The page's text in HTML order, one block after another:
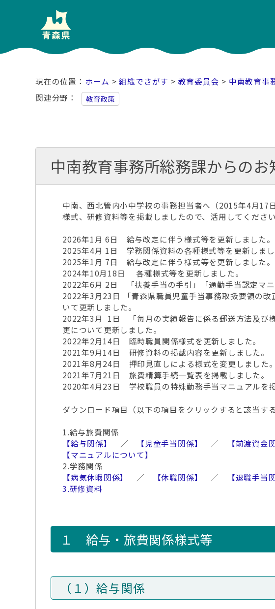
ホーム >組織でさがす > 教育委員会 > 中南教育事
関連分野
教育政策
中南教育事務所総務課からのお
中南、西北管内小中学校の事務担当者へ（2015年4月17
様式、研修資料等を掲載しましたので、活用してください
2026年1月 6日 給与改定に伴う様式等を更新しました
2025年4月 1日 学務関係資料の各種様式等を更新しまし
2025年1月 7日 給与改定に伴う様式等を更新しました。
2024年10月18日 各種様式等を更新しました。
2022年6月 2日 「扶養手当の手引」「通勤手当認定マ
2022年3月23日 「青森県職員児童手当事務取扱要領の
いて更新しました。
2022年3月 1日 「毎月の実績報告に係る郵送方法及び
更について更新しました。
2022年2月14日 臨時職員関係様式を更新しました。
2021年9月14日 研修資料の掲載内容を更新しました。
2021年8月24日 押印見直しによる様式を変更しました。
2021年7月21日 旅費精算手続一覧表を掲載しました。
2020年4月23日 学校職員の特殊勤務手当マニュアルを掲
ダウンロード項目（以下の項目をクリックすると該当す
1.給与旅費関係
【給与関係】
／ 【児童手当関係】 ／ 【前渡資金
【マニュアルについて】
2.学務関係
【病気休暇関係】
／ 【休職関係】 ／ 【退職手当
3.研修資料
１ 給与・旅費関係様式等
（１）給与関係